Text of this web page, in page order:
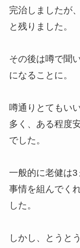
完治しましたが
と残りました。
その後は噂で聞
になることに。
噂通りとてもい
多く、ある程度
でした。
一般的に老健は3
事情を組んでく
した。
しかし、とうと